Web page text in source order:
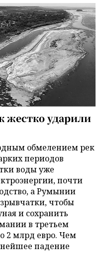
жестко ударили
обмелением рек
периодов
воды уже
почти
а Румынии
чтобы
и сохранить
в третьем
2 млрд евро. Чем
падение